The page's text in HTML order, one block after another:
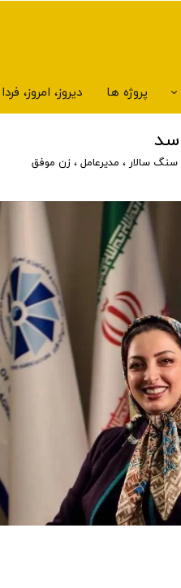
پروژه ها دیروز، امروز، فردا
سنگ سالار ، مدیرعامل ، زن موفق